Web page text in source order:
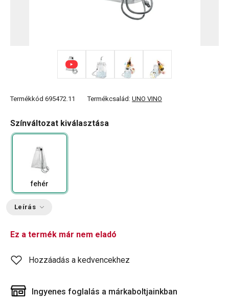
Termékkód 695472.11 Termékcsalád: UNO VINO
Színváltozat kiválasztása
fehér
Leírás
Ez a termék már nem eladó
Hozzáadás a kedvencekhez
Ingyenes foglalás a márkaboltjainkban